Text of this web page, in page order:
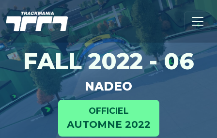
FALL 2022 - 06
NADEO
OFFICIEL
AUTOMNE 2022